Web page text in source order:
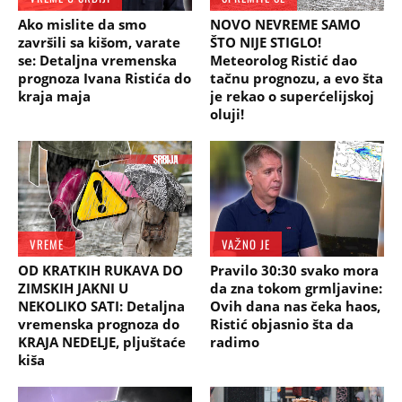
Ako mislite da smo
završili sa kišom, varate
se: Detaljna vremenska
prognoza Ivana Ristića do
kraja maja
NOVO NEVREME SAMO
ŠTO NIJE STIGLO!
Meteorolog Ristić dao
tačnu prognozu, a evo šta
je rekao o superćelijskoj
oluji!
VREME
OD KRATKIH RUKAVA DO
ZIMSKIH JAKNI U
NEKOLIKO SATI: Detaljna
vremenska prognoza do
KRAJA NEDELJE, pljuštaće
kiša
VAŽNO JE
Pravilo 30:30 svako mora
da zna tokom grmljavine:
Ovih dana nas čeka haos,
Ristić objasnio šta da
radimo